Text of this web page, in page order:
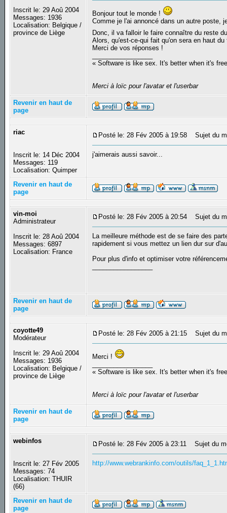
Inscrit le: 29 Aoû 2004
Messages: 1936
Localisation: Belgique /
province de Liège
Bonjour tout le monde !
Comme je l'ai annoncé dans un autre
Donc, il va falloir le faire connaître du reste
Alors, qu'est-ce-qui fait qu'on sera en haut
Merci de vos réponses !
« Software is like sex. It's better when it's
Merci à loïc pour l'avatar et l'userbar
Revenir en haut de
page
riac
Inscrit le: 14 Déc 2004
Messages: 119
Localisation: Quimper
Posté le: 28 Fév 2005 à 19:58 Sujet du
j'aimerais aussi savoir...
Revenir en haut de
page
vin-moi
Administrateur
Inscrit le: 28 Aoû 2004
Messages: 6897
Localisation: France
Posté le: 28 Fév 2005 à 20:54 Sujet du
La meilleure méthode est de se faire des
rapidement si vous mettez un lien dur sur
Pour plus d'info et optimiser votre
Revenir en haut de
page
coyotte49
Modérateur
Inscrit le: 29 Aoû 2004
Messages: 1936
Localisation: Belgique /
province de Liège
Posté le: 28 Fév 2005 à 21:15 Sujet du
Merci !
« Software is like sex. It's better when it's
Merci à loïc pour l'avatar et l'userbar
Revenir en haut de
page
webinfos
Inscrit le: 27 Fév 2005
Messages: 74
Localisation: THUIR
(66)
Posté le: 28 Fév 2005 à 23:11 Sujet du
http://www.webrankinfo.com/outils/
Revenir en haut de
page